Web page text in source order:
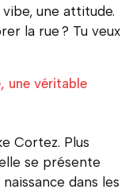
vibe, une attitude.
la rue ? Tu veux
une véritable
Cortez. Plus
se présente
dans les